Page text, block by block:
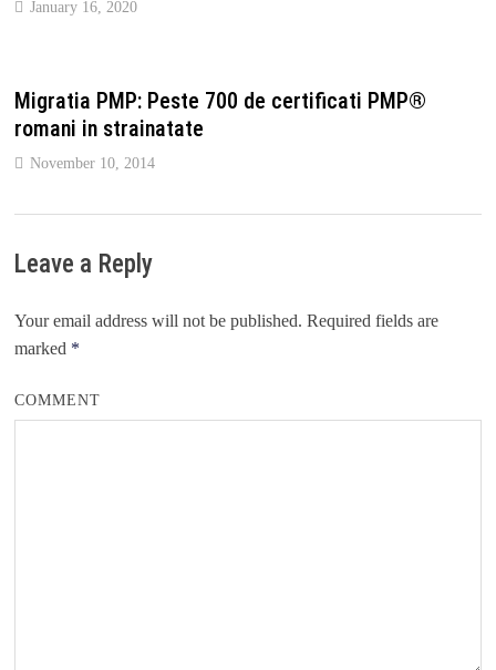
January 16, 2020
Migratia PMP: Peste 700 de certificati PMP®
romani in strainatate
November 10, 2014
Leave a Reply
Your email address will not be published. Required fields are
marked *
COMMENT